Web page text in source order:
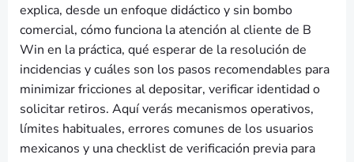
explica, desde un enfoque didáctico y sin bombo
comercial, cómo funciona la atención al cliente de B
Win en la práctica, qué esperar de la resolución de
incidencias y cuáles son los pasos recomendables para
minimizar fricciones al depositar, verificar identidad o
solicitar retiros. Aquí verás mecanismos operativos,
límites habituales, errores comunes de los usuarios
mexicanos y una checklist de verificación previa para